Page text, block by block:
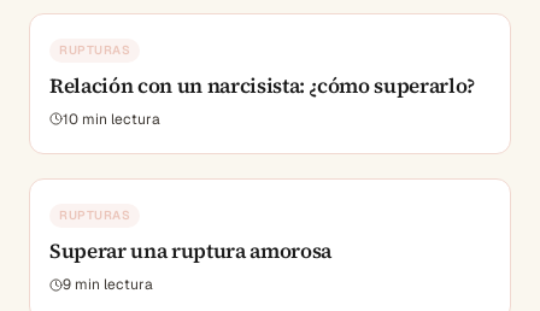
RUPTURAS
Relación con un narcisista: ¿cómo superarlo?
10 min lectura
RUPTURAS
Superar una ruptura amorosa
9 min lectura